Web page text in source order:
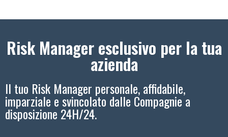
Risk Manager esclusivo per la tua
azienda
Il tuo Risk Manager personale, affidabile,
imparziale e svincolato dalle Compagnie a
disposizione 24H/24.